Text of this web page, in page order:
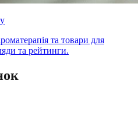
та товари для
та рейтинги.